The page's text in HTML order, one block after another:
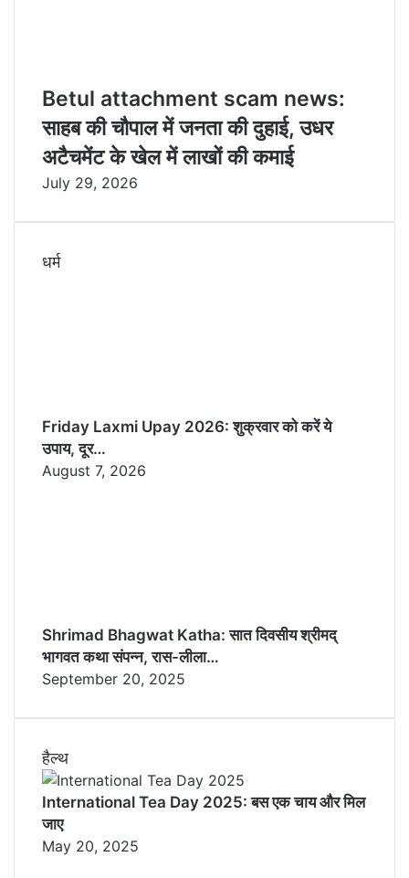
Betul attachment scam news:
साहब की चौपाल में जनता की दुहाई, उधर
अटैचमेंट के खेल में लाखों की कमाई
July 29, 2026
धर्म
Friday Laxmi Upay 2026: शुक्रवार को करें ये
उपाय, दूर…
August 7, 2026
Shrimad Bhagwat Katha: सात दिवसीय श्रीमद्
भागवत कथा संपन्न, रास-लीला…
September 20, 2025
हैल्थ
International Tea Day 2025: बस एक चाय और मिल
जाए
May 20, 2025